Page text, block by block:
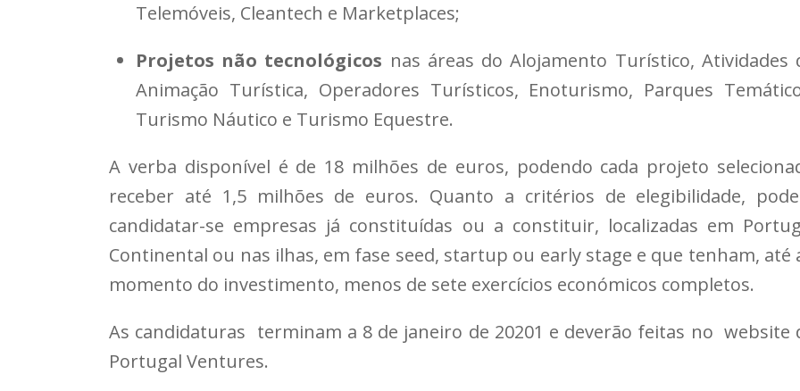
Telemóveis, Cleantech e Marketplaces;
Projetos não tecnológicos nas áreas do Alojamento Turístico, Atividades
Animação Turística, Operadores Turísticos, Enoturismo, Parques
Turismo Náutico e Turismo Equestre.
A verba disponível é de 18 milhões de euros, podendo cada projeto
receber até 1,5 milhões de euros. Quanto a critérios de elegibilidade,
candidatar-se empresas já constituídas ou a constituir, localizadas em
Continental ou nas ilhas, em fase seed, startup ou early stage e que tenham, até
momento do investimento, menos de sete exercícios económicos completos.
As candidaturas terminam a 8 de janeiro de 20201 e deverão feitas no website
Portugal Ventures.